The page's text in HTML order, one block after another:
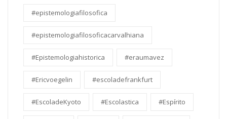
#epistemologiafilosofica
#epistemologiafilosoficacarvalhiana
#Epistemologiahistorica #eraumavez
#Ericvoegelin #escoladefrankfurt
#EscoladeKyoto #Escolastica #Espírito